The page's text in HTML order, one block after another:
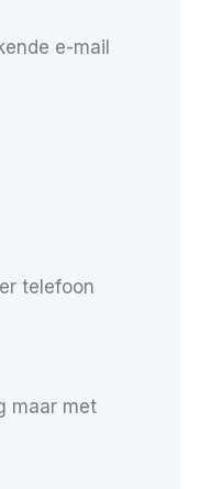
e-mail
telefoon
maar met